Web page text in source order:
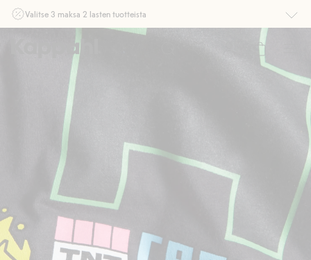
Valitse 3 maksa 2 lasten tuotteista
Ei Newbie. Ostaessasi 2 tuotetta tai enemmän. Voimassa 3-16.8. asti
myymälässä ja verkossa. Ei voi yhdistää muihin alennuksiin tai tarjouksiin.